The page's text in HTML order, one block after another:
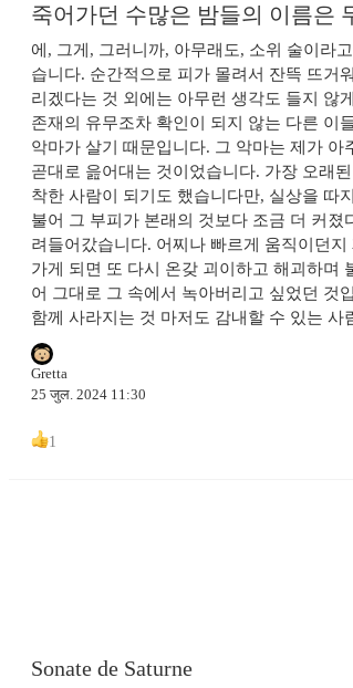
죽어가던 수많은 밤들의 이름은
에, 그게, 그러니까, 아무래도, 소위 술이라
습니다. 순간적으로 피가 몰려서 잔뜩 뜨거
리겠다는 것 외에는 아무런 생각도 들지 않
존재의 유무조차 확인이 되지 않는 다른 이
악마가 살기 때문입니다. 그 악마는 제가
곧대로 읊어대는 것이었습니다. 가장 오래
착한 사람이 되기도 했습니다만, 실상을 따
불어 그 부피가 본래의 것보다 조금 더 커
려들어갔습니다. 어찌나 빠르게 움직이던
가게 되면 또 다시 온갖 괴이하고 해괴하며
어 그대로 그 속에서 녹아버리고 싶었던 것
함께 사라지는 것 마저도 감내할 수 있는 사
Gretta
25 जुल. 2024 11:30
1
Sonate de Saturne